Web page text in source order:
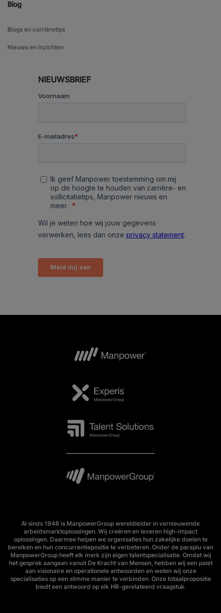
Blog
Blogs en carrièretips
Nieuws en inzichten
NIEUWSBRIEF
Al sinds 1948 is ManpowerGroup wereldleider in vernieuwende
arbeidsmarktoplossingen. Wij creëren en leveren high-impact
oplossingen. Daarmee helpen we organisaties hun zakelijke doelen te
bereiken en hun concurrentiepositie te verbeteren. Onder de paraplu van
ManpowerGroup heeft elk merk zijn eigen talentspecialisatie. Omdat wij
het gesprek aangaan vanuit De Kracht van Mensen, hebben wij een palet
aan visionaire en operationele antwoorden en weten wij onze
specialisaties op een slimme manier te verbinden. Onze totaalpropositie
biedt een antwoord op elk HR-gerelateerd vraagstuk.